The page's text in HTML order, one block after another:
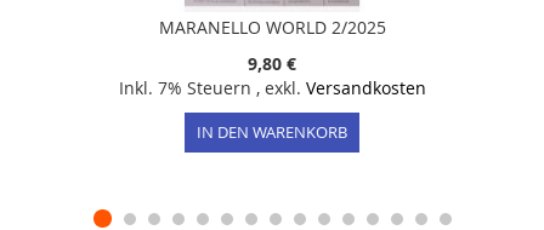
MARANELLO WORLD 2/2025
9,80 €
Inkl. 7% Steuern , exkl. Versandkosten
IN DEN WARENKORB